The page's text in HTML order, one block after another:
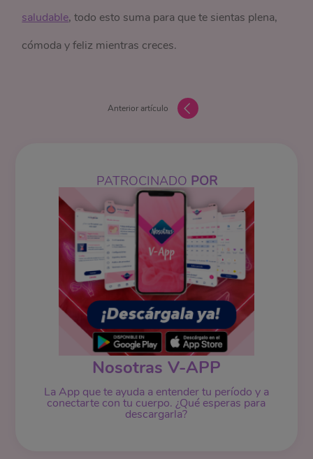
saludable, todo esto suma para que te sientas plena,
cómoda y feliz mientras creces.
Anterior artículo
PATROCINADO POR
Nosotras V-APP
La App que te ayuda a entender tu período y a
conectarte con tu cuerpo. ¿Qué esperas para
descargarla?